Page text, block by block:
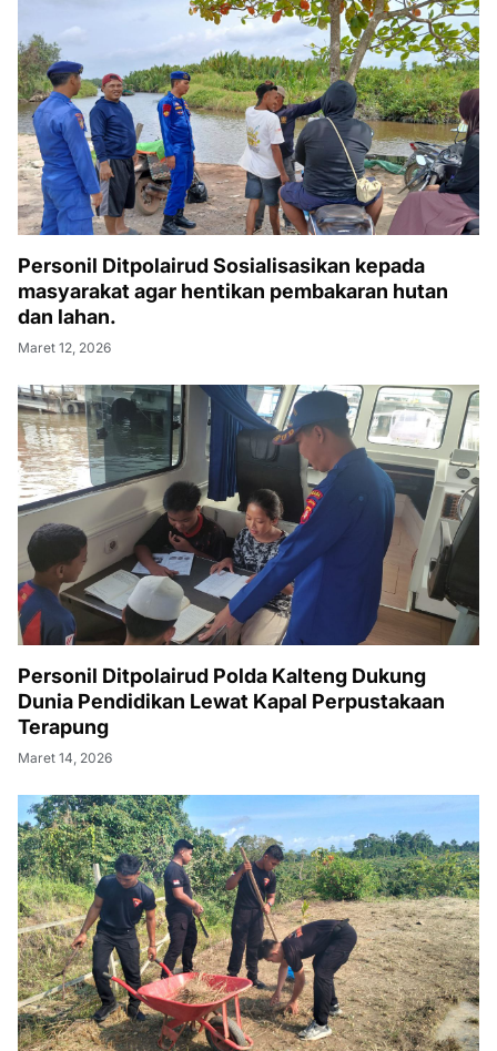
Personil Ditpolairud Sosialisasikan kepada
masyarakat agar hentikan pembakaran hutan
dan lahan.
Maret 12, 2026
Personil Ditpolairud Polda Kalteng Dukung
Dunia Pendidikan Lewat Kapal Perpustakaan
Terapung
Maret 14, 2026